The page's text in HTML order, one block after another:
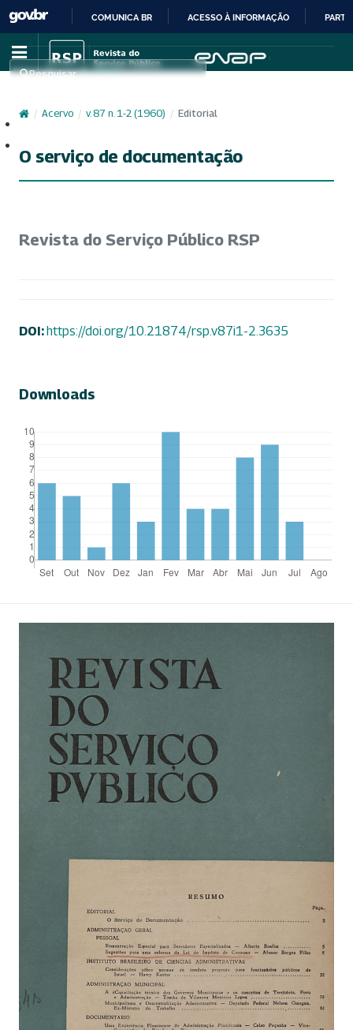
IR
PARA
CONTEÚDO
COMUNICA BR ACESSO À INFORMAÇÃO
Pesquisar
/ Acervo / v. 87 n. 1-2 (1960) / Editorial
O serviço de documentação
Revista do Serviço Público RSP
DOI:https://doi.org/10.21874/rsp.v87i1-2.3635
Downloads